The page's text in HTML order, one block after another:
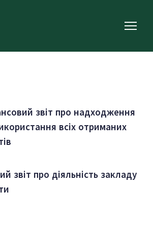
звіт про надходження
всіх отриманих
звіт про діяльність закладу